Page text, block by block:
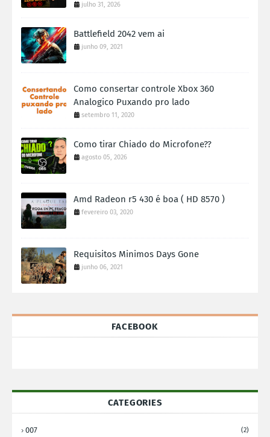
julho 31, 2026
Battlefield 2042 vem ai
junho 09, 2021
Como consertar controle Xbox 360
Analogico Puxando pro lado
setembro 11, 2020
Como tirar Chiado do Microfone??
agosto 05, 2026
Amd Radeon r5 430 é boa ( HD 8570 )
fevereiro 03, 2020
Requisitos Minimos Days Gone
junho 06, 2021
FACEBOOK
CATEGORIES
007 (2)